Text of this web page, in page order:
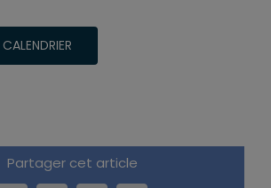
Partager cet article